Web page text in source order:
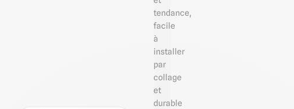
tendance,
facile
à
installer
par
collage
et
durable